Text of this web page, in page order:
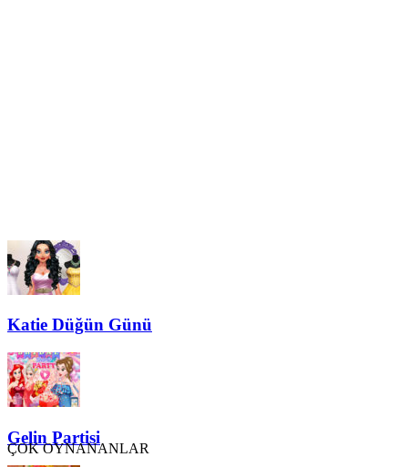
Katie Düğün Günü
Gelin Partisi
ÇOK OYNANANLAR